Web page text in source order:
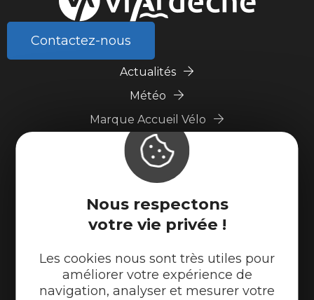
Nous respectons
votre vie privée !
Les cookies nous sont très utiles pour
améliorer votre expérience de
navigation, analyser et mesurer votre
Contactez-nous
Actualités
Météo
Marque Accueil Vélo
Espace presse
Espace pro